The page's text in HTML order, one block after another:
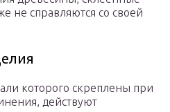
не справляются со своей
которого скреплены при
действуют